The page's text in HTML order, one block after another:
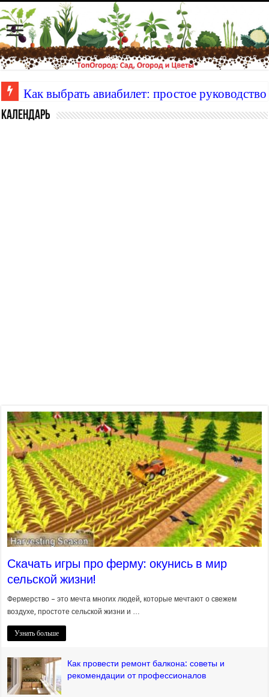
Как выбрать авиабилет: простое
Календарь
Скачать игры про ферму: окунись в мир
сельской жизни!
Фермерство – это мечта многих людей, которые мечтают о свежем
воздухе, простоте сельской жизни и …
Узнать больше
Как провести ремонт балкона: советы и
рекомендации от профессионалов